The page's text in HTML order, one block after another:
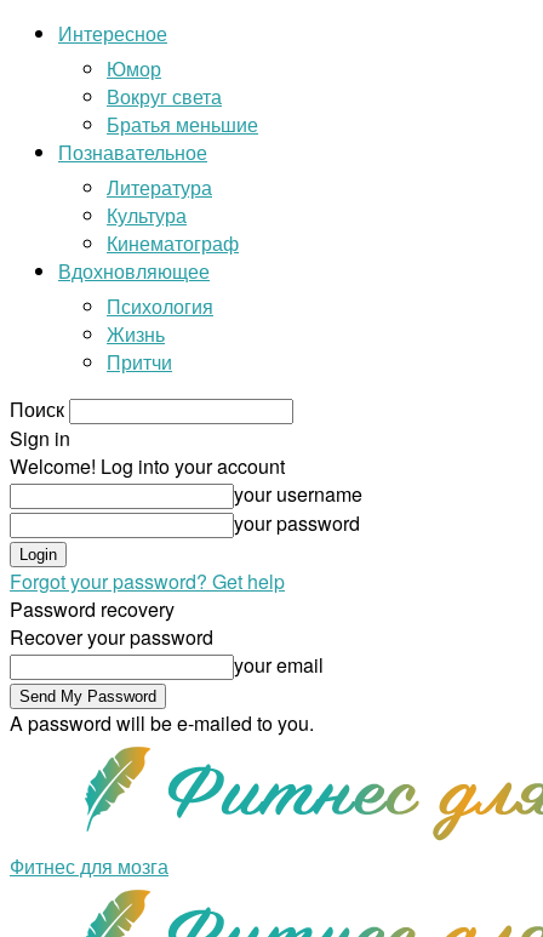
Интересное
Юмор
Вокруг света
Братья меньшие
Познавательное
Литература
Культура
Кинематограф
Вдохновляющее
Психология
Жизнь
Притчи
Поиск
Sign in
Welcome! Log into your account
your username
your password
Forgot your password? Get help
Password recovery
Recover your password
your email
A password will be e-mailed to you.
Фитнес для мозга